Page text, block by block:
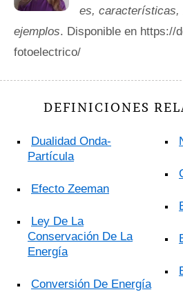
es, características,
ejemplos. Disponible en https://
fotoelectrico/
DEFINICIONES
Dualidad Onda-
Partícula
Efecto Zeeman
Ley De La
Conservación De La
Energía
Conversión De Energía